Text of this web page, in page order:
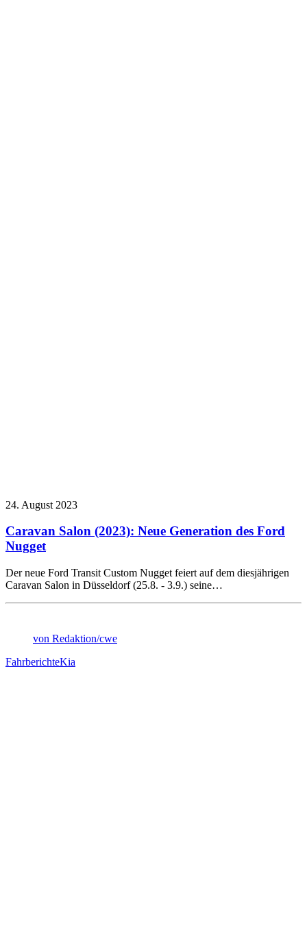
24. August 2023
Caravan Salon (2023): Neue Generation des Ford
Nugget
Der neue Ford Transit Custom Nugget feiert auf dem diesjährigen
Caravan Salon in Düsseldorf (25.8. - 3.9.) seine…
von Redaktion/cwe
FahrberichteKia